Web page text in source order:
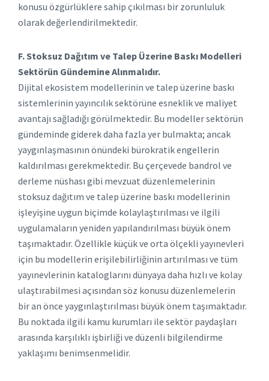
konusu özgürlüklere sahip çıkılması bir zorunluluk
olarak değerlendirilmektedir.
F. Stoksuz Dağıtım ve Talep Üzerine Baskı Modelleri
Sektörün Gündemine Alınmalıdır.
Dijital ekosistem modellerinin ve talep üzerine baskı
sistemlerinin yayıncılık sektörüne esneklik ve maliyet
avantajı sağladığı görülmektedir. Bu modeller sektörün
gündeminde giderek daha fazla yer bulmakta; ancak
yaygınlaşmasının önündeki bürokratik engellerin
kaldırılması gerekmektedir. Bu çerçevede bandrol ve
derleme nüshası gibi mevzuat düzenlemelerinin
stoksuz dağıtım ve talep üzerine baskı modellerinin
işleyişine uygun biçimde kolaylaştırılması ve ilgili
uygulamaların yeniden yapılandırılması büyük önem
taşımaktadır. Özellikle küçük ve orta ölçekli yayınevleri
için bu modellerin erişilebilirliğinin artırılması ve tüm
yayınevlerinin kataloglarını dünyaya daha hızlı ve kolay
ulaştırabilmesi açısından söz konusu düzenlemelerin
bir an önce yaygınlaştırılması büyük önem taşımaktadır.
Bu noktada ilgili kamu kurumları ile sektör paydaşları
arasında karşılıklı işbirliği ve düzenli bilgilendirme
yaklaşımı benimsenmelidir.